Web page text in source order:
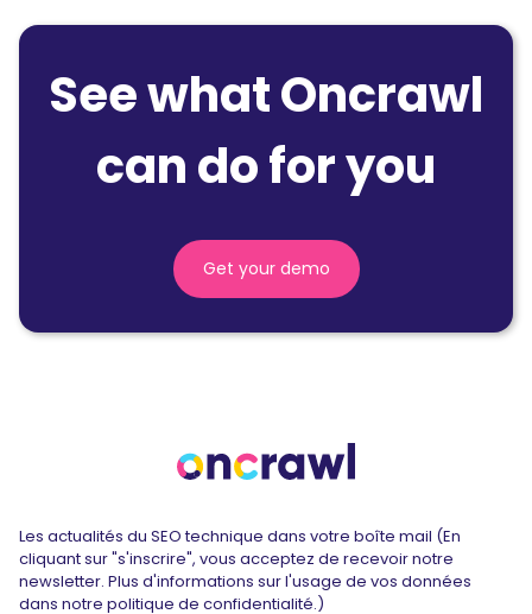
See what Oncrawl
can do for you
Get your demo
Les actualités du SEO technique dans votre boîte mail (En
cliquant sur "s'inscrire", vous acceptez de recevoir notre
newsletter. Plus d'informations sur l'usage de vos données
dans notre politique de confidentialité.)